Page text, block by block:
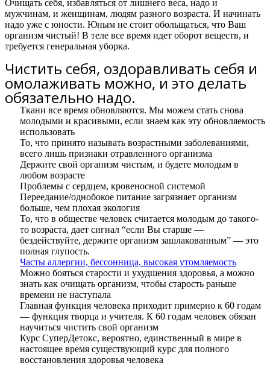
Очищать себя, избавляться от лишнего веса, надо и
мужчинам, и женщинам, людям разного возраста. И начинать
надо уже с юности. Юным не стоит обольщаться, что Ваш
организм чистый! В теле все время идет оборот веществ, и
требуется генеральная уборка.
Чистить себя, оздоравливать себя и
омолаживать можно, и это делать
обязательно надо.
Ткани все время обновляются. Мы можем стать снова
молодыми и красивыми, если знаем как эту обновляемость
использовать
То, что принято называть возрастными заболеваниями,
всего лишь признаки отравленного организма
Держите свой организм чистым, и будете молодым в
любом возрасте
Проблемы с сердцем, кровеносной системой
Переедание/однобокое питание загрязняет организм
больше, чем плохая экология
То, что в обществе человек считается молодым до такого-
то возраста, дает сигнал “если Вы старше —
бездействуйте, держите организм зашлакованным” — это
полная глупость.
Часты аллергии, бессонница, высокая утомляемость
Можно бояться старости и ухудшения здоровья, а можно
знать как очищать организм, чтобы старость раньше
времени не наступала
Главная функция человека приходит примерно к 60 годам
— функция творца и учителя. К 60 годам человек обязан
научиться чистить свой организм
Курс СуперДетокс, вероятно, единственный в мире в
настоящее время существующий курс для полного
восстановления здоровья человека